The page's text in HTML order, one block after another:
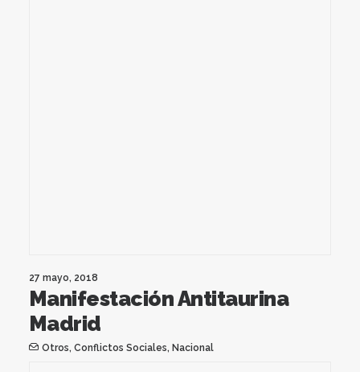
27 mayo, 2018
Manifestación Antitaurina
Madrid
Otros, Conflictos Sociales, Nacional